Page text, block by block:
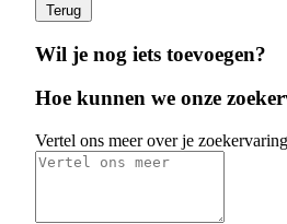
Terug
Wil je nog iets toevoegen?
Hoe kunnen we onze
Vertel ons meer over je zoekervaring